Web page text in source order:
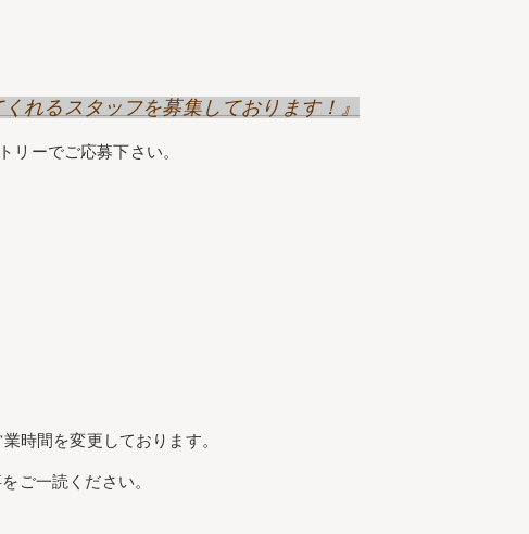
れるスタッフを募集しております！』
リーでご応募下さい。
時間を変更しております。
ご一読ください。